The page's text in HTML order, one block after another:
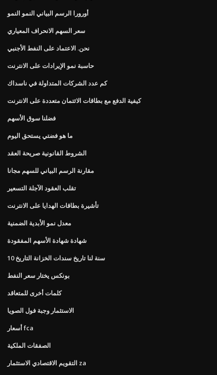
أورورا الرسم البياني النمو النمو
سعر السهم الانحراف المعياري
نحن. الاعتماد على النفط الأجنبي
حاسبة نمو الإيرادات على الانترنت
كم عدد الشركات المتداولة في ناسداك
كيفية الدفع مع بطاقات الائتمان متعددة على الانترنت
فضلنا سوق الأسهم
ما هو فضتي يستحق اليوم
الشروط القانونية صريحة العقد
مقارنة الرسم البياني للسهم مجانا
تقلب العقود الآجلة التسعير
تأشيرة بطاقات الهدايا على الانترنت
معدل نمو الأبدية الضمنية
شهادة شهادة الأسهم المفقودة
10 سنة لنا تاريخ سندات الخزانة التاريخ
بونكس يختار سعر النفط
كلمات أخرى للمتعاقد
الاستثمار وجبة فول الصويا
أسعار fca
الصفقات الملكية
التقويم الاقتصادي الاستثمار za